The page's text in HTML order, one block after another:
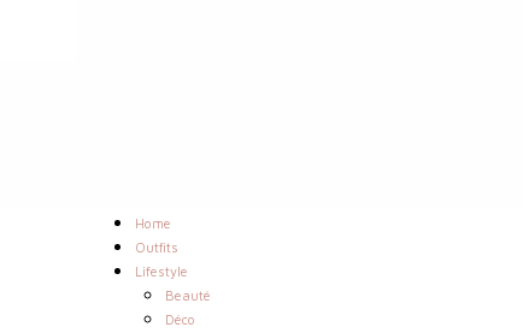
Home
Outfits
Lifestyle
Beauté
Déco